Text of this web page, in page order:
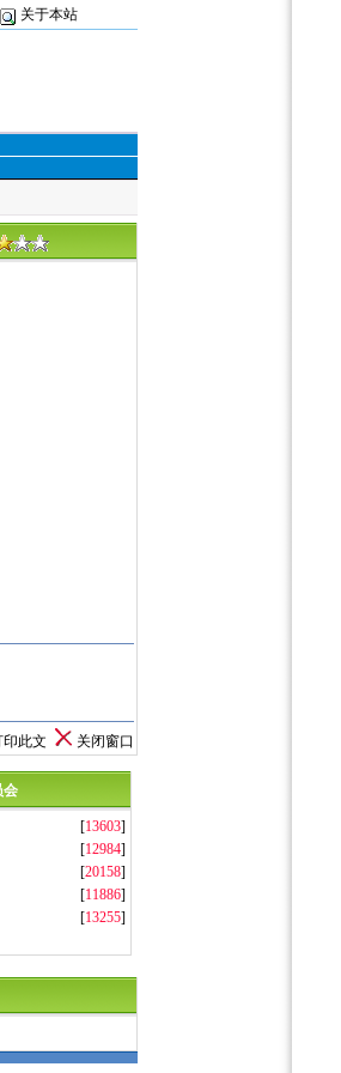
关于本站
印此文 关闭窗口
会
[13603]
[12984]
[20158]
[11886]
[13255]